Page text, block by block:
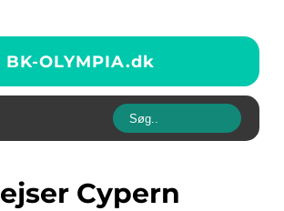
BK-OLYMPIA.dk
rejser Cypern